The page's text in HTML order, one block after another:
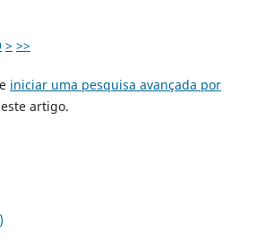
> >>
iniciar uma pesquisa avançada por
artigo.